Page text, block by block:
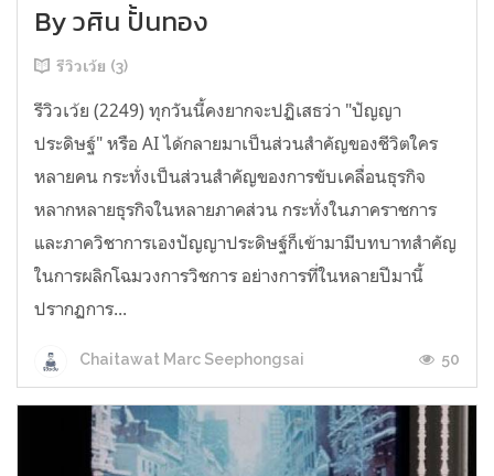
By วศิน ปั้นทอง
รีวิวเว้ย (3)
รีวิวเว้ย (2249) ทุกวันนี้คงยากจะปฏิเสธว่า "ปัญญา
ประดิษฐ์" หรือ AI ได้กลายมาเป็นส่วนสำคัญของชีวิตใคร
หลายคน กระทั่งเป็นส่วนสำคัญของการขับเคลื่อนธุรกิจ
หลากหลายธุรกิจในหลายภาคส่วน กระทั่งในภาคราชการ
และภาควิชาการเองปัญญาประดิษฐ์ก็เข้ามามีบทบาทสำคัญ
ในการผลิกโฉมวงการวิชการ อย่างการที่ในหลายปีมานี้
ปรากฏการ...
Chaitawat Marc Seephongsai 50